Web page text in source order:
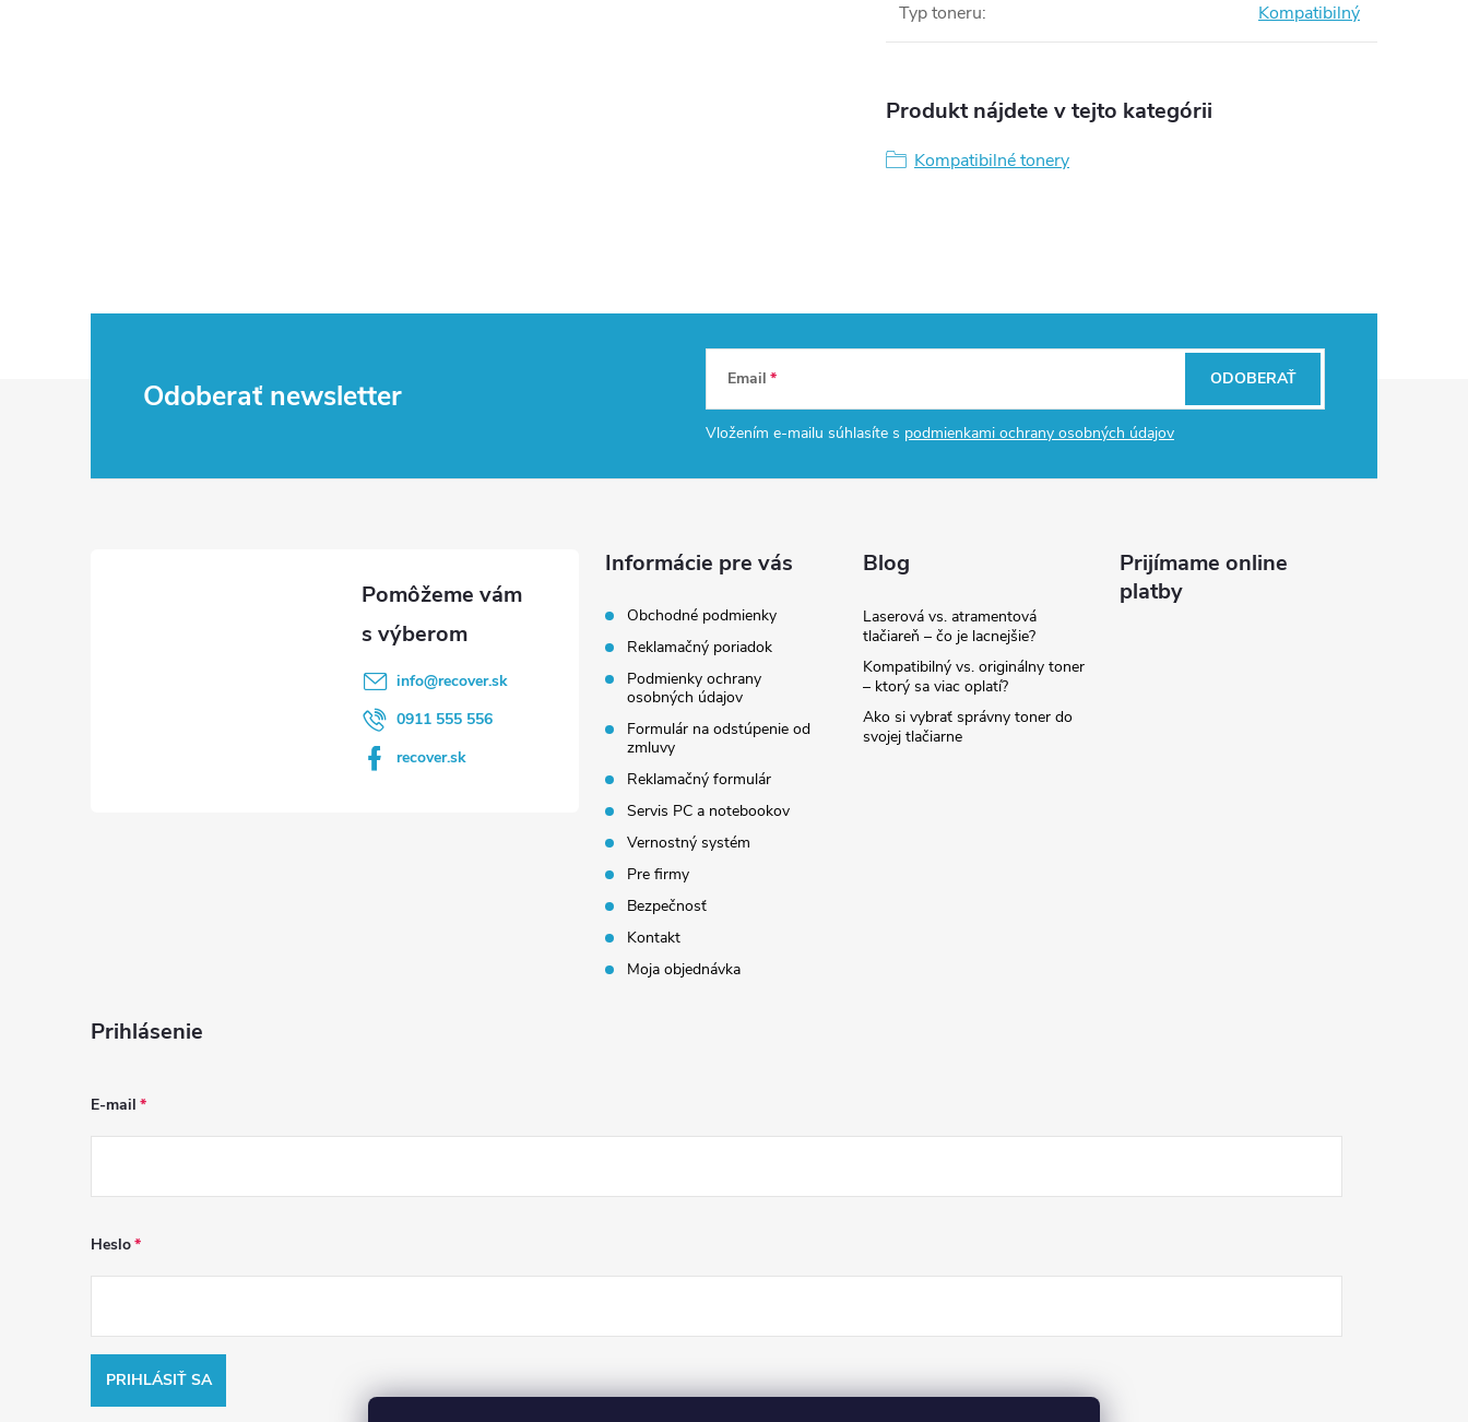
Typ toneru: Kompatibilný
Produkt nájdete v tejto kategórii
Kompatibilné tonery
Odoberať newsletter Email
Vložením e-mailu súhlasíte s podmienkami ochrany osobných údajov
ODOBERAŤ
info@recover.sk
0911 555 556
recover.sk
Informácie pre vás
Obchodné podmienky
Reklamačný poriadok
Podmienky ochrany
osobných údajov
Formulár na odstúpenie od
zmluvy
Reklamačný formulár
Servis PC a notebookov
Vernostný systém
Pre firmy
Bezpečnosť
Kontakt
Moja objednávka
Blog
Laserová vs. atramentová
tlačiareň – čo je lacnejšie?
Kompatibilný vs. originálny toner
– ktorý sa viac oplatí?
Ako si vybrať správny toner do
svojej tlačiarne
Prijímame online
platby
Prihlásenie
E-mail
Heslo
PRIHLÁSIŤ SA